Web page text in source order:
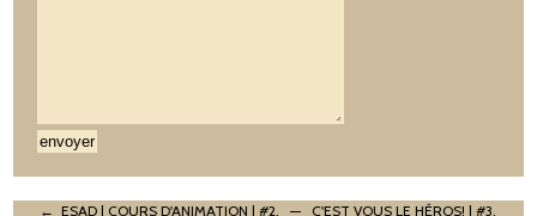
← ESAD | COURS D'ANIMATION | #2. — C'EST VOUS LE HÉROS! | #3.